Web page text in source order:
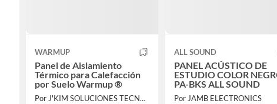
WARMUP
Panel de Aislamiento
Térmico para Calefacción
por Suelo Warmup ®
Por J'KIM SOLUCIONES TECNOLÓGICAS
ALL SOUND
PANEL ACÚSTICO DE
ESTUDIO COLOR
PA-BKS ALL SOUND
Por JAMB ELECTRONICS